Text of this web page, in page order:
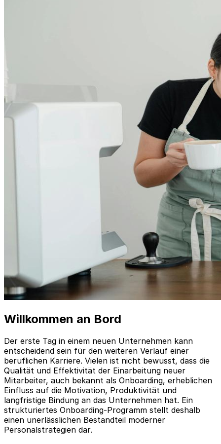
Willkommen an Bord
Der erste Tag in einem neuen Unternehmen kann
entscheidend sein für den weiteren Verlauf einer
beruflichen Karriere. Vielen ist nicht bewusst, dass die
Qualität und Effektivität der Einarbeitung neuer
Mitarbeiter, auch bekannt als Onboarding, erheblichen
Einfluss auf die Motivation, Produktivität und
langfristige Bindung an das Unternehmen hat. Ein
strukturiertes Onboarding-Programm stellt deshalb
einen unerlässlichen Bestandteil moderner
Personalstrategien dar.